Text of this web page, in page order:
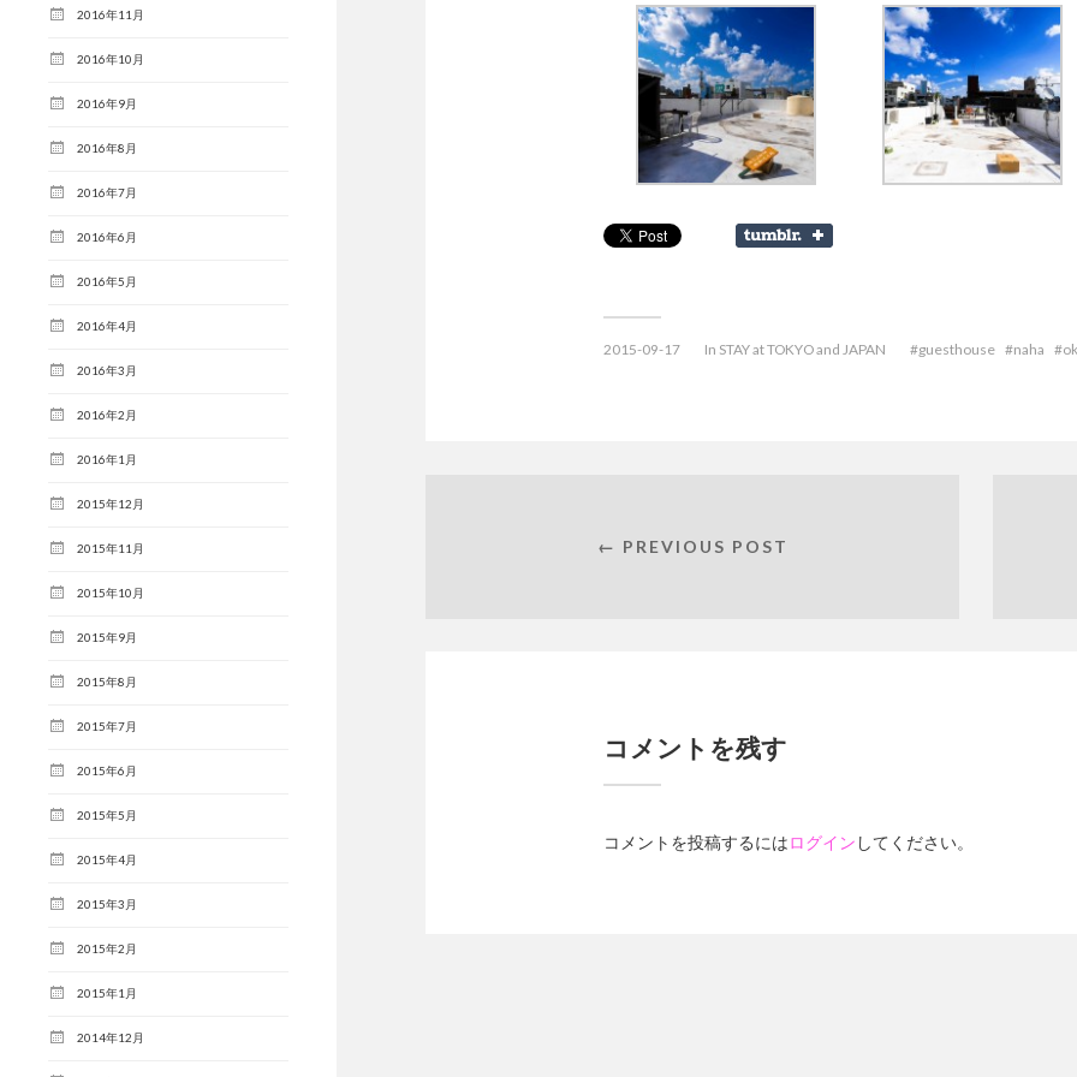
2016年11月
2016年10月
2016年9月
2016年8月
2016年7月
2016年6月
2016年5月
2016年4月
2016年3月
2016年2月
2016年1月
2015年12月
2015年11月
2015年10月
2015年9月
2015年8月
2015年7月
2015年6月
2015年5月
2015年4月
2015年3月
2015年2月
2015年1月
2014年12月
2015-09-17 In STAY at TOKYO and JAPAN guesthouse naha
← PREVIOUS POST
コメントを残す
コメントを投稿するにはログイン してください。